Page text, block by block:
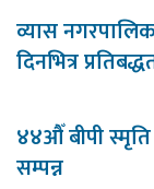
व्यास
दिनभित्र
४४औँ बीपी
सम्पन्न